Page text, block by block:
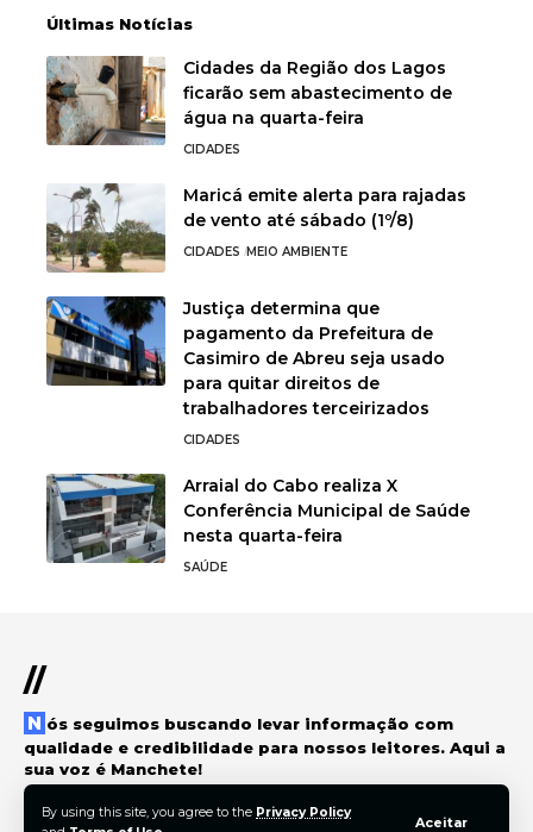
By using this site, you agree to the Privacy Policy
Aceitar
Últimas Notícias
Cidades da Região dos Lagos
ficarão sem abastecimento de
água na quarta-feira
CIDADES
Maricá emite alerta para rajadas
de vento até sábado (1º/8)
CIDADES MEIO AMBIENTE
Justiça determina que
pagamento da Prefeitura de
Casimiro de Abreu seja usado
para quitar direitos de
trabalhadores terceirizados
CIDADES
Arraial do Cabo realiza X
Conferência Municipal de Saúde
nesta quarta-feira
SAÚDE
//
Nós seguimos buscando levar informação com
qualidade e credibilidade para nossos leitores. Aqui a
sua voz é Manchete!